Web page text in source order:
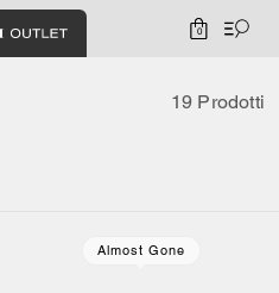
0
19 Prodotti
Almost Gone